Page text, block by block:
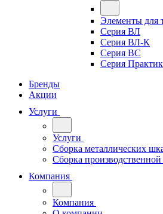
Элементы для
Серия ВЛ
Серия ВЛ-К
Серия ВС
Серия Практик
Бренды
Акции
Услуги
Услуги
Сборка металлических
Сборка
Компания
Компания